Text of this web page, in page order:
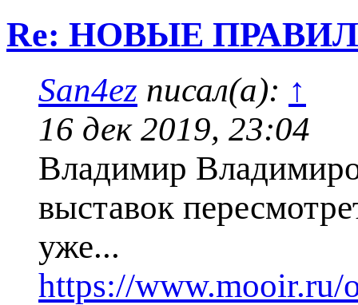
Re: НОВЫЕ
San4ez писал(а): ↑
16 дек 2019, 23:04
Владимир
выставок
уже...
https://